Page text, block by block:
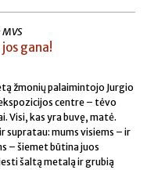
gana!
žmonių palaimintojo Jurgio
centre – tėvo
Visi, kas yra buvę, matė.
supratau: mums visiems – ir
– šiemet būtina juos
šaltą metalą ir grubią